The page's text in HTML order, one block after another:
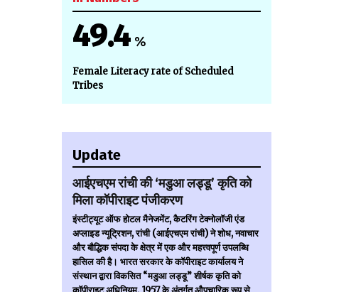
49.4%
Female Literacy rate of Scheduled
Tribes
Update
आईएचएम रांची की ‘मडुआ लड्डू’ कृति को
मिला कॉपीराइट पंजीकरण
इंस्टीट्यूट ऑफ होटल मैनेजमेंट, कैटरिंग टेक्नोलॉजी एंड
अप्लाइड न्यूट्रिशन, रांची (आईएचएम रांची) ने शोध, नवाचार
और बौद्धिक संपदा के क्षेत्र में एक और महत्त्वपूर्ण उपलब्धि
हासिल की है। भारत सरकार के कॉपीराइट कार्यालय ने
संस्थान द्वारा विकसित “मडुआ लड्डू” शीर्षक कृति को